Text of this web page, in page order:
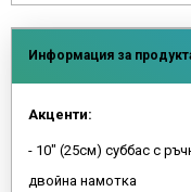
Информация за
Акценти:
- 10" (25см) суббас с
двойна намотка